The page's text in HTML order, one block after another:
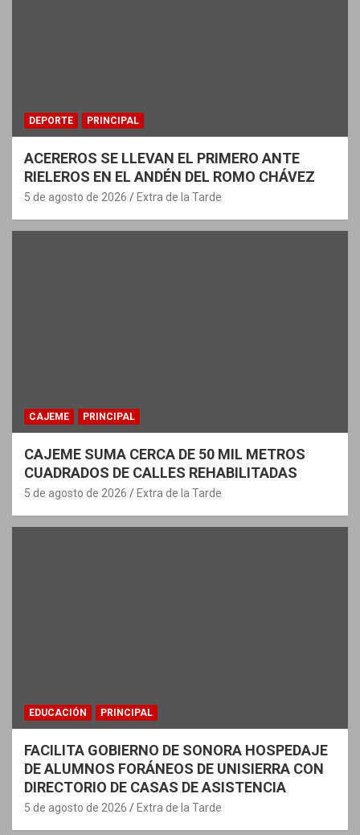
DEPORTE PRINCIPAL
ACEREROS SE LLEVAN EL PRIMERO ANTE
RIELEROS EN EL ANDÉN DEL ROMO CHÁVEZ
5 de agosto de 2026 Extra de la Tarde
CAJEME PRINCIPAL
CAJEME SUMA CERCA DE 50 MIL METROS
CUADRADOS DE CALLES REHABILITADAS
5 de agosto de 2026 Extra de la Tarde
EDUCACIÓN PRINCIPAL
FACILITA GOBIERNO DE SONORA HOSPEDAJE
DE ALUMNOS FORÁNEOS DE UNISIERRA CON
DIRECTORIO DE CASAS DE ASISTENCIA
5 de agosto de 2026 Extra de la Tarde